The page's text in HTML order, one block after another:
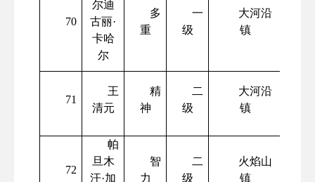
70
尔迪
古丽·
卡哈
尔
多
重
一
级
大河沿
镇
71
王
清元
精
神
二
级
大河沿
镇
72
帕
旦木
汗·加
智
力
二
级
火焰山
镇